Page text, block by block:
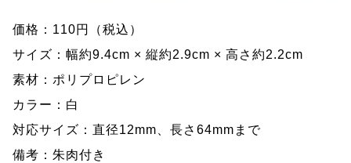
価格：110円（税込）
サイズ：幅約9.4cm × 縦約2.9cm × 高さ約2.2cm
素材：ポリプロピレン
カラー：白
対応サイズ：直径12mm、長さ64mmまで
備考：朱肉付き